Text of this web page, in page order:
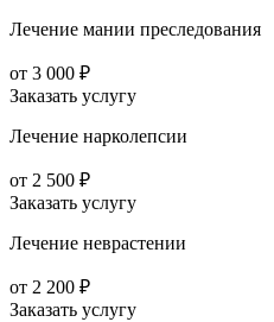
Лечение мании преследования
от 3 000 ₽
Заказать услугу
Лечение нарколепсии
от 2 500 ₽
Заказать услугу
Лечение неврастении
от 2 200 ₽
Заказать услугу